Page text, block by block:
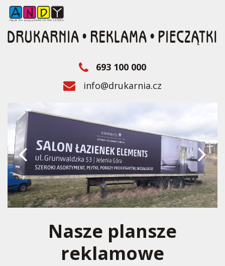
693 100 000
info@drukarnia.cz
Nasze plansze
reklamowe